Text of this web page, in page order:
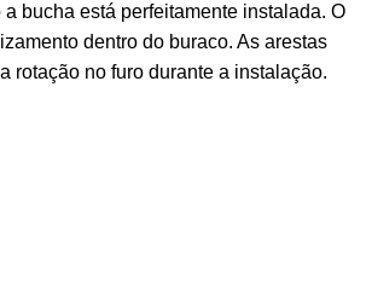
bucha está perfeitamente instalada. O
dentro do buraco. As arestas
rotação no furo durante a instalação.